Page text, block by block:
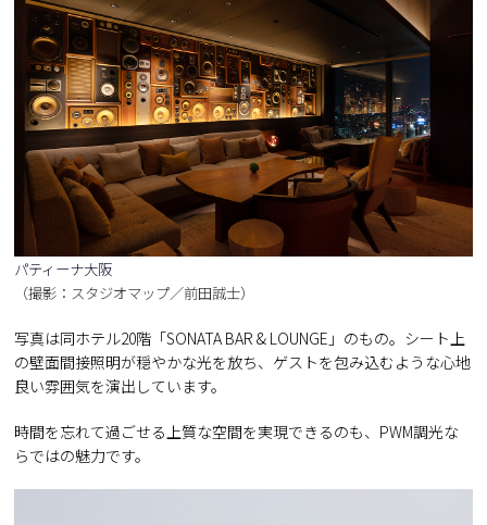
パティーナ大阪
（撮影：スタジオマップ／前田誠士）
写真は同ホテル20階「SONATA BAR & LOUNGE」のもの。シート上
の壁面間接照明が穏やかな光を放ち、ゲストを包み込むような心地
良い雰囲気を演出しています。
時間を忘れて過ごせる上質な空間を実現できるのも、PWM調光な
らではの魅力です。